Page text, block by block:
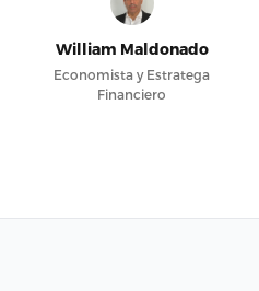
William Maldonado
Economista y Estratega
Financiero